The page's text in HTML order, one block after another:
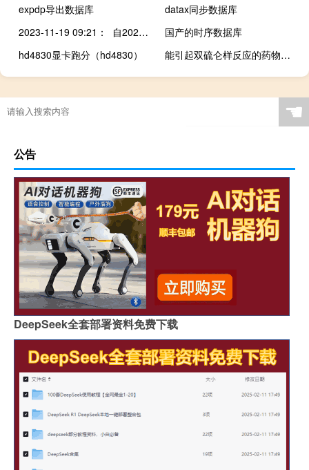
expdp导出数据库
datax同步数据库
2023-11-19 09:21： 自2023年11月21日09时至2024年2月28日24时，对沈海高速公路南村至青岛日照界段改扩建施工路段（G15线K566+564~K698+014）实施“限速100”、部分施工路段“限速80”的交通管制措施。青岛市境内G15线K566+564~K688+600（南村枢纽立交至大场互通立交）全路段双向由原来的120km/h调整至100km/h ​​​
国产的时序数据库
hd4830显卡跑分（hd4830）
能引起双硫仑样反应的药物有哪些（能引起双硫仑样反应的药物有哪些）
☚
公告
DeepSeek全套部署资料免费下载